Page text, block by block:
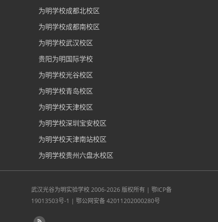
为明学校成都北校区
为明学校成都南校区
为明学校武汉校区
贵阳为明国际学校
为明学校光谷校区
为明学校青岛校区
为明学校天津校区
为明学校深圳宝安校区
为明学校天津南站校区
为明学校贵州六盘水校区
武汉光谷为明实验学校2006-2026 版权所有 | 鄂ICP备
19013503号-1 | 鄂公网安备 42011202000280号